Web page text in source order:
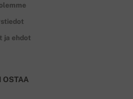
ja ehdot
OSTAA